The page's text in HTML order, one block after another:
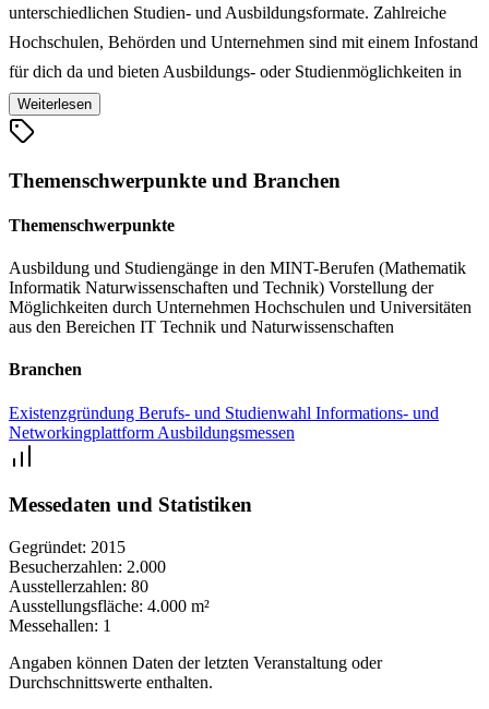
unterschiedlichen Studien- und Ausbildungsformate. Zahlreiche
Hochschulen, Behörden und Unternehmen sind mit einem Infostand
für dich da und bieten Ausbildungs- oder Studienmöglichkeiten in
den Bereichen Informatik, Naturwissenschaften oder Technik an
(Mittlerer Abschluss oder Abitur). Nach deiner Teilnahme bei der
unserem Förderpartner, dem Bundesministerium für Bildung und
Forschung, ein Teilnahme-Zertifikat. Dieses kannst du deinem
beifügen und damit deine Motivation unterstreichen.
Weiterlesen
Themenschwerpunkte und Branchen
Themenschwerpunkte
Ausbildung und Studiengänge in den MINT-Berufen (Mathematik
Informatik Naturwissenschaften und Technik) Vorstellung der
Möglichkeiten durch Unternehmen Hochschulen und Universitäten
aus den Bereichen IT Technik und Naturwissenschaften
Branchen
Existenzgründung Berufs- und Studienwahl Informations- und
Networkingplattform Ausbildungsmessen
Messedaten und Statistiken
Gegründet: 2015
Besucherzahlen: 2.000
Ausstellerzahlen: 80
Ausstellungsfläche: 4.000 m²
Messehallen: 1
Angaben können Daten der letzten Veranstaltung oder
Durchschnittswerte enthalten.